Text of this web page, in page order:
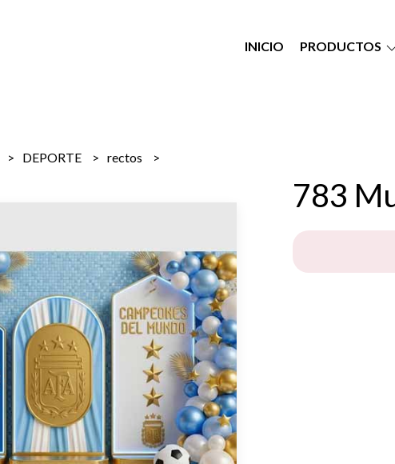
INICIO PRODUCTOS
DEPORTE
rectos
783